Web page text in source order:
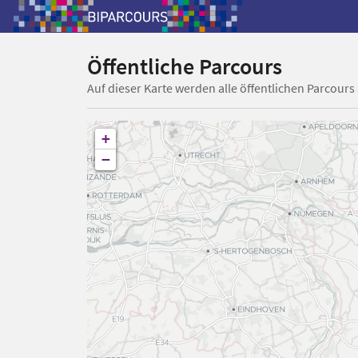
Öffentliche Parcours
Auf dieser Karte werden alle öffentlichen
+
−